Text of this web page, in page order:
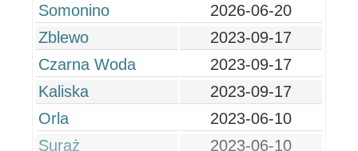
Somonino
2026-06-20
Zblewo
2023-09-17
Czarna Woda
2023-09-17
Kaliska
2023-09-17
Orla
2023-06-10
Suraż
2023-06-10